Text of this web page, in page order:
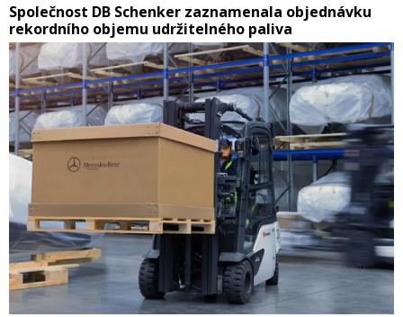
​Společnost DB Schenker zaznamenala objednávku
rekordního objemu udržitelného paliva